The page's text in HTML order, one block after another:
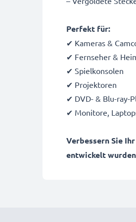
Perfekt für:
✔ Kameras &
✔ Fernseher &
✔ Spielkonsolen
✔ Projektoren
✔ DVD- & Blu-ray-
✔ Monitore,
Verbessern Sie
entwickelt